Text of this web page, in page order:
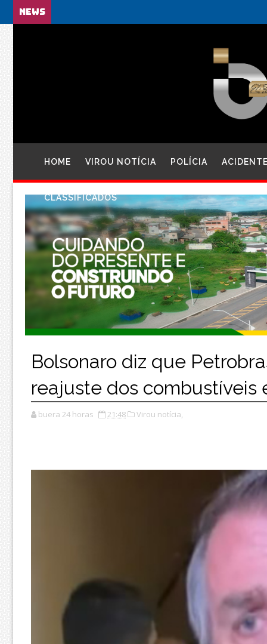
NEWS
HOME VIROU NOTÍCIA POLÍCIA
CLASSIFICADOS
Bolsonaro diz que
reajuste dos combustíveis
buera 24 horas 21:48 Virou notícia,